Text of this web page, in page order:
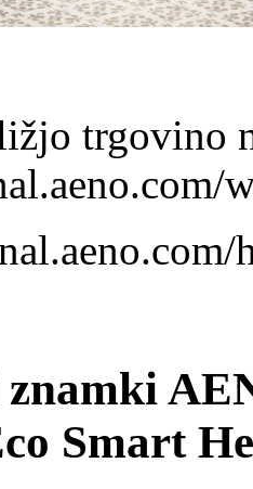
trgovino
znamki
Smart